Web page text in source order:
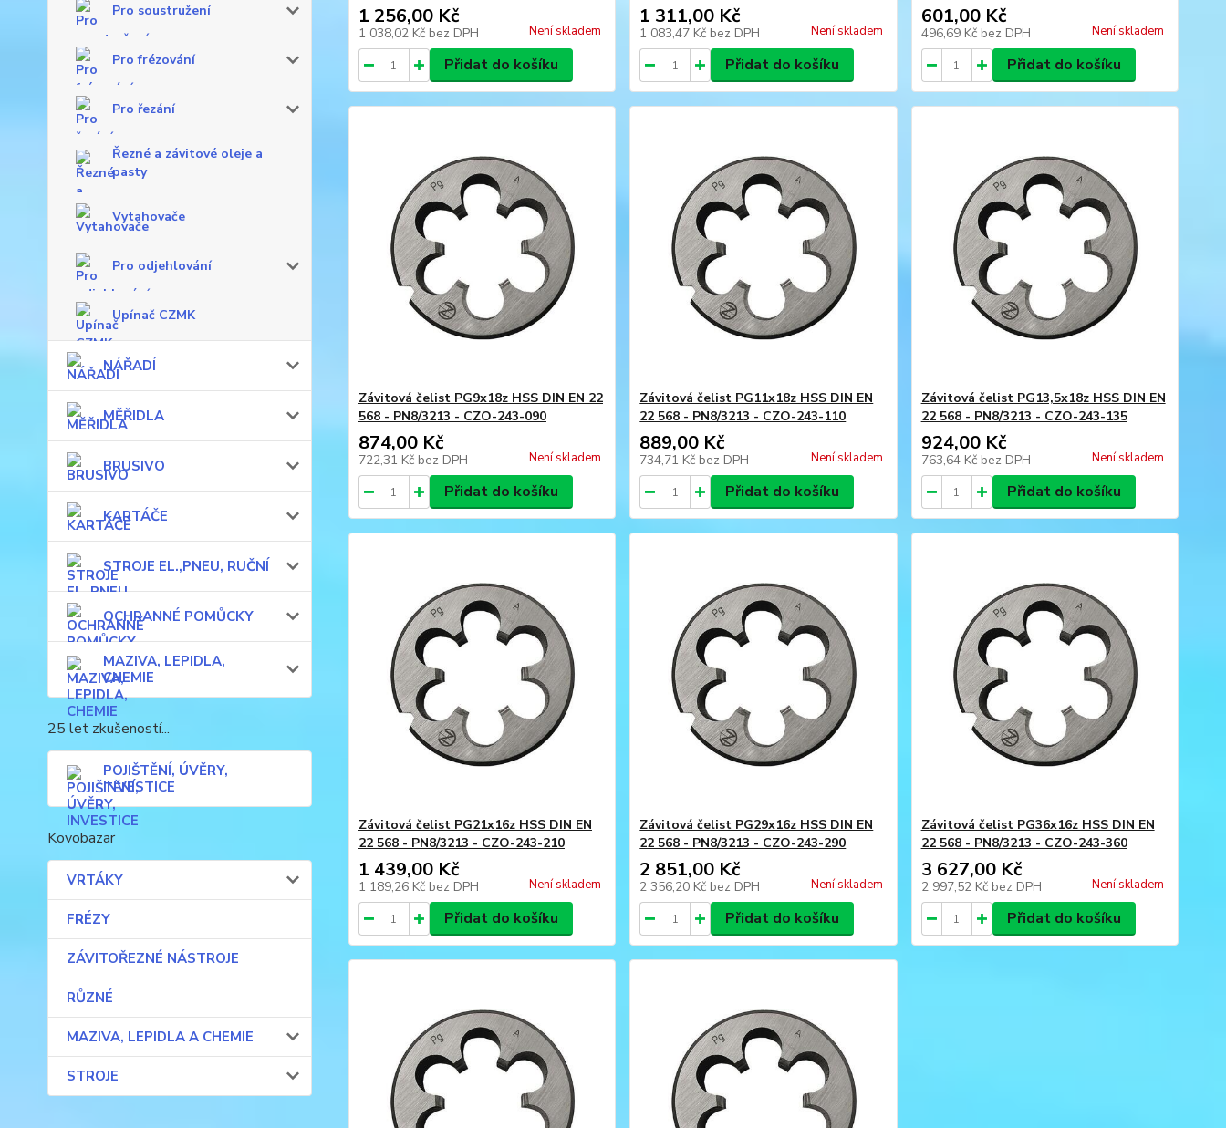
Pro soustružení
Pro frézování
Pro řezání
Řezné a závitové oleje a
pasty
Vytahovače
Pro odjehlování
Upínač CZMK
NÁŘADÍ
MĚŘIDLA
BRUSIVO
KARTÁČE
STROJE EL.,PNEU, RUČNÍ
OCHRANNÉ POMŮCKY
MAZIVA, LEPIDLA,
CHEMIE
25 let zkušeností...
POJIŠTĚNÍ, ÚVĚRY,
INVESTICE
Kovobazar
VRTÁKY
FRÉZY
ZÁVITOŘEZNÉ NÁSTROJE
RŮZNÉ
MAZIVA, LEPIDLA A CHEMIE
STROJE
1 256,00 Kč
1 038,02 Kč bez DPH Není skladem
Přidat do košíku
1 311,00 Kč
1 083,47 Kč bez DPH Není skladem
Přidat do košíku
601,00 Kč
496,69 Kč bez DPH Není skladem
Přidat do košíku
Závitová čelist PG9x18z HSS DIN EN 22
568 - PN8/3213 - CZO-243-090
874,00 Kč
722,31 Kč bez DPH Není skladem
Přidat do košíku
Závitová čelist PG11x18z HSS DIN EN
22 568 - PN8/3213 - CZO-243-110
889,00 Kč
734,71 Kč bez DPH Není skladem
Přidat do košíku
Závitová čelist PG13,5x18z HSS DIN EN
22 568 - PN8/3213 - CZO-243-135
924,00 Kč
763,64 Kč bez DPH Není skladem
Přidat do košíku
Závitová čelist PG21x16z HSS DIN EN
22 568 - PN8/3213 - CZO-243-210
1 439,00 Kč
1 189,26 Kč bez DPH Není skladem
Přidat do košíku
Závitová čelist PG29x16z HSS DIN EN
22 568 - PN8/3213 - CZO-243-290
2 851,00 Kč
2 356,20 Kč bez DPH Není skladem
Přidat do košíku
Závitová čelist PG36x16z HSS DIN EN
22 568 - PN8/3213 - CZO-243-360
3 627,00 Kč
2 997,52 Kč bez DPH Není skladem
Přidat do košíku